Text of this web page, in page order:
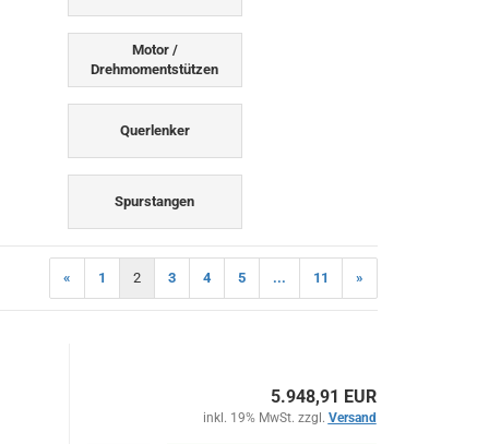
Motor /
Drehmomentstützen
Querlenker
Spurstangen
« 1 2 3 4 5 ... 11 »
5.948,91 EUR
inkl. 19% MwSt. zzgl. Versand